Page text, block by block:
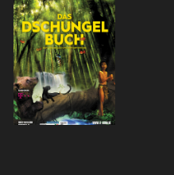
TICKETS